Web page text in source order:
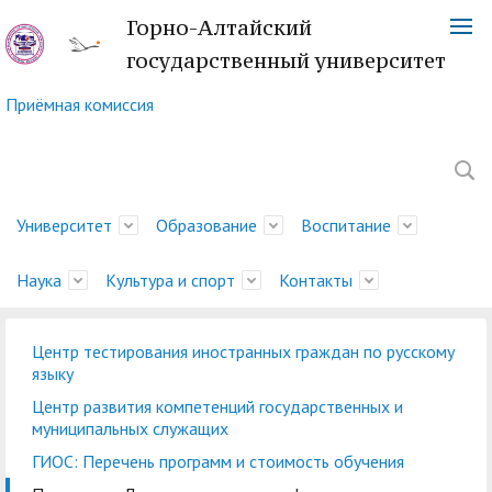
Горно-Алтайский
государственный университет
Приёмная комиссия
Университет
Обращение ректора
История
Ученый совет
Администрация
Военный учебный центр
при ГАГУ
делопроизводства
Образование
Факультеты
Учебно-методическое
управление
Методический совет
ГАГУ
деятельность
Воспитание
Управление
молодежной политики
и воспитательной
деятельности
Центр социально-
психологической
Совет по
Наука
Новости науки
Управление научных
исследований
Отдел подготовки
научно-педагогических
библиотека
Культура и спорт
Немецкий культурный
центр
Центр языка и культуры
Китая
Туристский клуб
"Горизонт"
"Буревестник"
Контакты
Телефонный справочник Платежные реквизиты
Символика ГАГУ
Карта корпусов
Карта сайта
Центр тестирования иностранных граждан по русскому
языку
Центр развития компетенций государственных и
муниципальных служащих
ГИОС: Перечень программ и стоимость обучения